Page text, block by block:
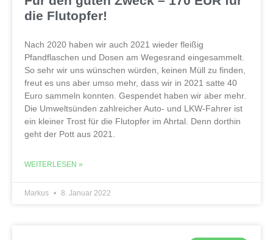
die Flutopfer!
Nach 2020 haben wir auch 2021 wieder fleißig
Pfandflaschen und Dosen am Wegesrand eingesammelt.
So sehr wir uns wünschen würden, keinen Müll zu finden,
freut es uns aber umso mehr, dass wir in 2021 satte 40
Euro sammeln konnten. Gespendet haben wir aber mehr.
Die Umweltsünden zahlreicher Auto- und LKW-Fahrer ist
ein kleiner Trost für die Flutopfer im Ahrtal. Denn dorthin
geht der Pott aus 2021.
WEITERLESEN »
Markus 8. Januar 2022